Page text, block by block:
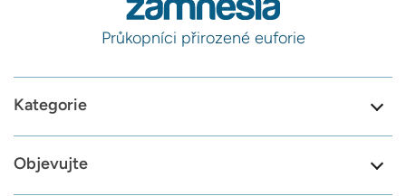
Průkopníci přirozené euforie
Kategorie
Objevujte